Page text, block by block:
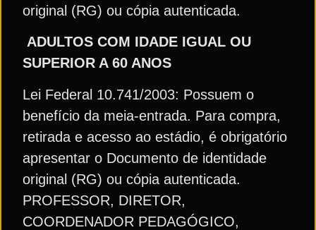
original (RG) ou cópia autenticada.
ADULTOS COM IDADE IGUAL OU
SUPERIOR A 60 ANOS
Lei Federal 10.741/2003: Possuem o
benefício da meia-entrada. Para compra,
retirada e acesso ao estádio, é obrigatório
apresentar o Documento de identidade
original (RG) ou cópia autenticada.
PROFESSOR, DIRETOR,
COORDENADOR PEDAGÓGICO,